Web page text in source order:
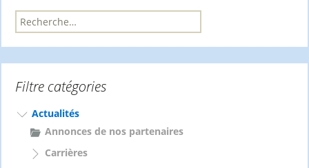
R
e
r
h
Filtre catégories
Actualités
Annonces de nos partenaires
Carrières